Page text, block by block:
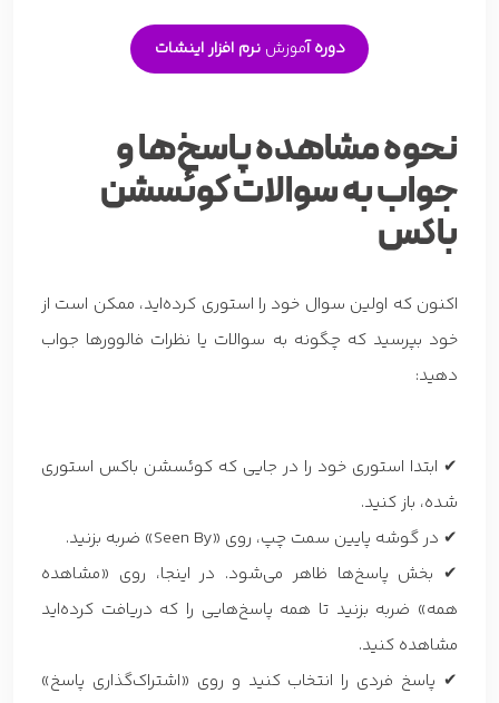
دوره آموزشنرم افزار اینشات
نحوه مشاهده پاسخ‌ها و
جواب به سوالات کوئسشن
باکس
اکنون که اولین سوال خود را استوری کرده‌اید، ممکن است از
خود بپرسید که چگونه به سوالات یا نظرات فالوورها جواب
دهید:
✔ ابتدا استوری خود را در جایی که کوئسشن باکس استوری
شده، باز کنید.
✔ در گوشه پایین سمت چپ، روی «Seen By» ضربه بزنید.
✔ بخش پاسخ‌ها ظاهر می‌شود. در اینجا، روی «مشاهده
همه» ضربه بزنید تا همه پاسخ‌هایی را که دریافت کرده‌اید
مشاهده کنید.
✔ پاسخ فردی را انتخاب کنید و روی «اشتراک‌گذاری پاسخ»